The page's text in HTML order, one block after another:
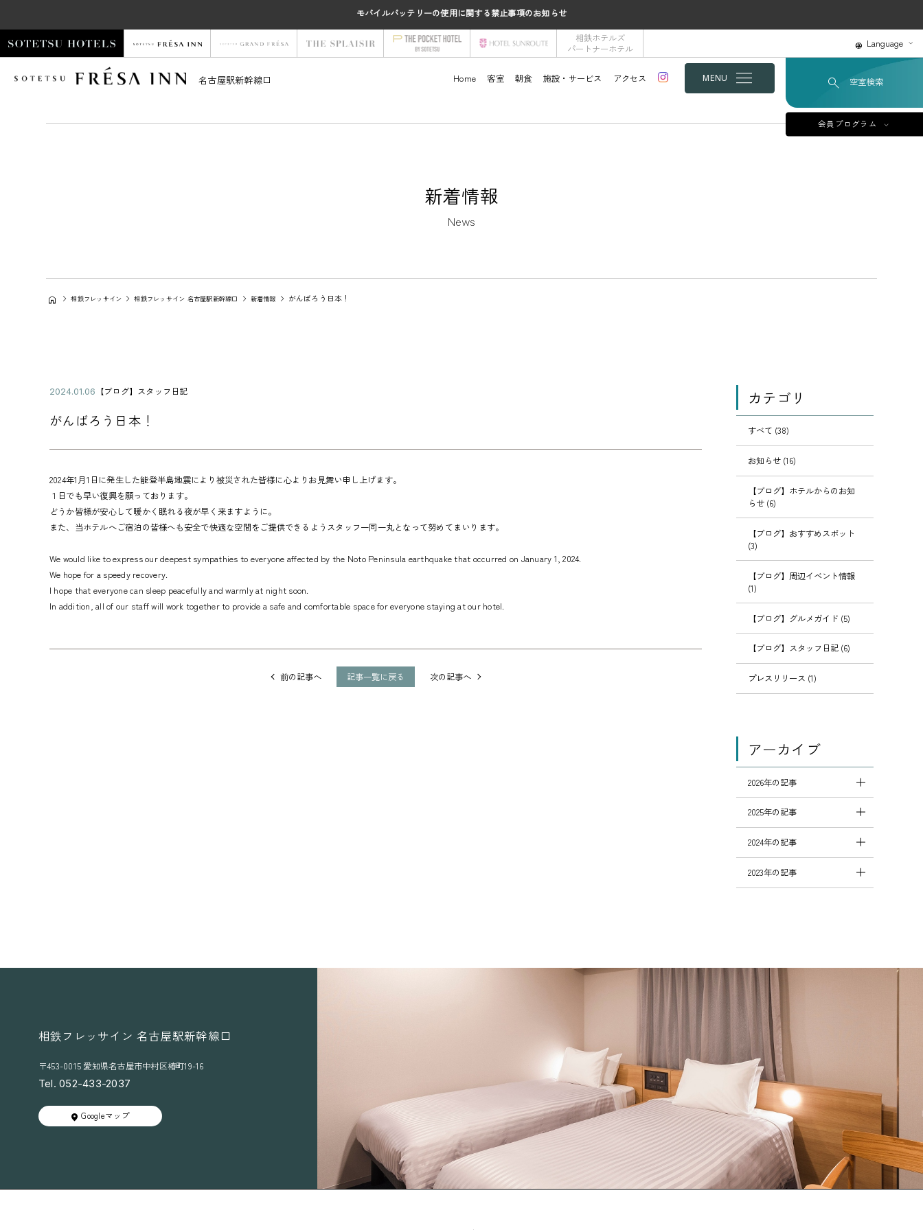
モバイルバッテリーの使用に関する禁止事項のお知らせ
相鉄ホテルズ
パートナーホテル
Language
名古屋駅新幹線口 Home 客室 朝食 施設・サービス アクセス MENU 空室検索
会員プログラム
新着情報
News
相鉄フレッサイン 相鉄フレッサイン 名古屋駅新幹線口 新着情報 がんばろう日本！
がんばろう日本！
公
日
2
2
4
0
月
6
日
カ
ゴ
ー
【ブログ】スタッフ日記
2024年1月1日に発生した能登半島地震により被災された皆様に心よりお見舞い申し上げます。
１日でも早い復興を願っております。
どうか皆様が安心して暖かく眠れる夜が早く来ますように。
また、当ホテルへご宿泊の皆様へも安全で快適な空間をご提供できるようスタッフ一同一丸となって努めてまいります。
We would like to express our deepest sympathies to everyone affected by the Noto Peninsula earthquake that occurred on January 1, 2024.
We hope for a speedy recovery.
I hope that everyone can sleep peacefully and warmly at night soon.
In addition, all of our staff will work together to provide a safe and comfortable space for everyone staying at our hotel.
前の記事へ 記事一覧に戻る 次の記事へ
カテゴリ
すべて (38)
お知らせ (16)
【ブログ】ホテルからのお知
らせ (6)
【ブログ】おすすめスポット
(3)
【ブログ】周辺イベント情報
(1)
【ブログ】グルメガイド (5)
【ブログ】スタッフ日記 (6)
プレスリリース (1)
アーカイブ
2026年の記事
2025年の記事
2024年の記事
2023年の記事
相鉄フレッサイン 名古屋駅新幹線口
〒453-0015 愛知県名古屋市中村区椿町19-16
Tel. 052-433-2037
Googleマップ